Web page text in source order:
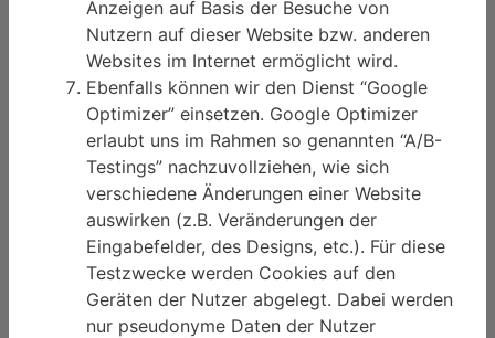
Anzeigen auf Basis der Besuche von
Nutzern auf dieser Website bzw. anderen
Websites im Internet ermöglicht wird.
Ebenfalls können wir den Dienst “Google
Optimizer” einsetzen. Google Optimizer
erlaubt uns im Rahmen so genannten “A/B-
Testings” nachzuvollziehen, wie sich
verschiedene Änderungen einer Website
auswirken (z.B. Veränderungen der
Eingabefelder, des Designs, etc.). Für diese
Testzwecke werden Cookies auf den
Geräten der Nutzer abgelegt. Dabei werden
nur pseudonyme Daten der Nutzer